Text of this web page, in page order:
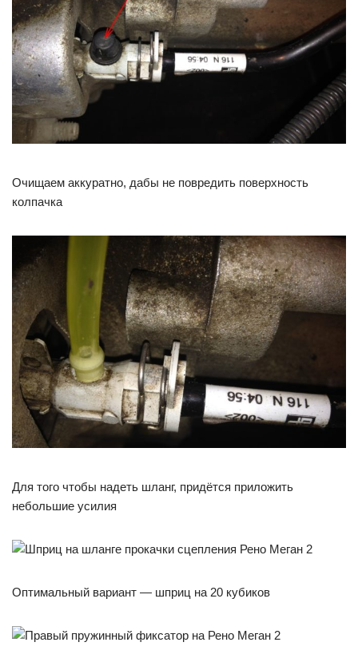
Очищаем аккуратно, дабы не повредить поверхность
колпачка
Для того чтобы надеть шланг, придётся приложить
небольшие усилия
Оптимальный вариант — шприц на 20 кубиков